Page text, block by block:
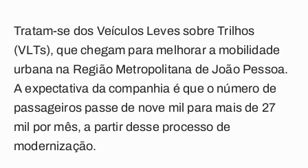
Tratam-se dos Veículos Leves sobre Trilhos
(VLTs), que chegam para melhorar a mobilidade
urbana na Região Metropolitana de João Pessoa.
A expectativa da companhia é que o número de
passageiros passe de nove mil para mais de 27
mil por mês, a partir desse processo de
modernização.